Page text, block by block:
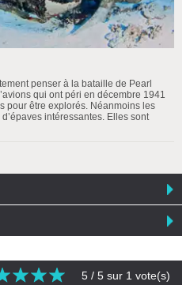
penser à la bataille de Pearl
qui ont péri en décembre 1941
pour être explorés. Néanmoins les
intéressantes. Elles sont
5 / 5 sur 1 vote(s)